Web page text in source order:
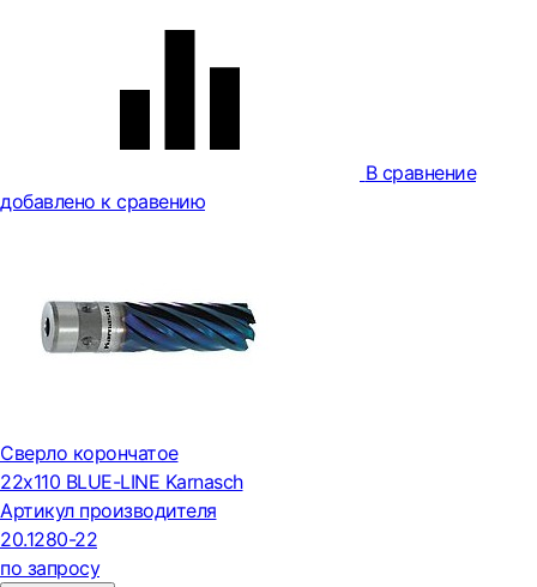
В сравнение
добавлено к сравению
Сверло корончатое
22х110 BLUE-LINE Karnasch
Артикул производителя
20.1280-22
по запросу